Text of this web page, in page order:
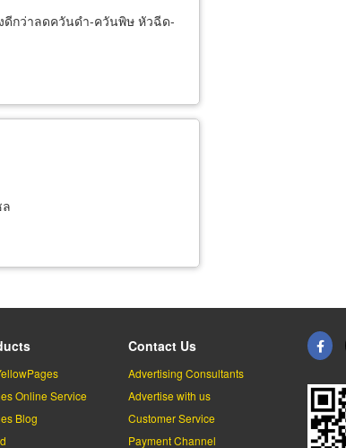
ดีกว่าลดควันดำ-ควันพิษ หัวฉีด-
Online Service
Blog
Contact Us
Advertising Consultants
Advertise with us
Customer Service
Payment Channel